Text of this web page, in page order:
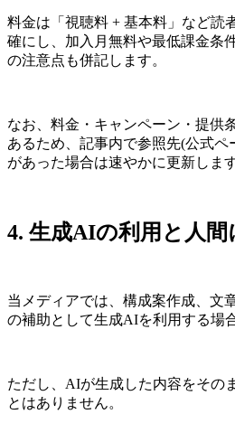
料金は「視聴料 + 基本料」など読
確にし、加入月無料や最低課金条
の注意点も併記します。
なお、料金・キャンペーン・提供
あるため、記事内で参照先(公式ペ
があった場合は速やかに更新します
4. 生成AIの利用と人
当メディアでは、構成案作成、文
の補助として生成AIを利用する場
ただし、AIが生成した内容をその
とはありません。